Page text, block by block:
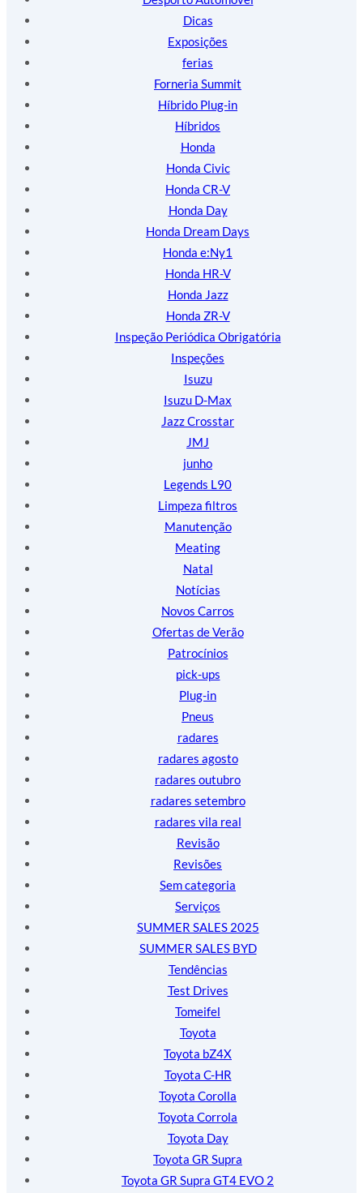
Dicas
Exposições
ferias
Forneria Summit
Híbrido Plug-in
Híbridos
Honda
Honda Civic
Honda CR-V
Honda Day
Honda Dream Days
Honda e:Ny1
Honda HR-V
Honda Jazz
Honda ZR-V
Inspeção Periódica Obrigatória
Inspeções
Isuzu
Isuzu D-Max
Jazz Crosstar
JMJ
junho
Legends L90
Limpeza filtros
Manutenção
Meating
Natal
Notícias
Novos Carros
Ofertas de Verão
Patrocínios
pick-ups
Plug-in
Pneus
radares
radares agosto
radares outubro
radares setembro
radares vila real
Revisão
Revisões
Sem categoria
Serviços
SUMMER SALES 2025
SUMMER SALES BYD
Tendências
Test Drives
Tomeifel
Toyota
Toyota bZ4X
Toyota C-HR
Toyota Corolla
Toyota Corrola
Toyota Day
Toyota GR Supra
Toyota GR Supra GT4 EVO 2